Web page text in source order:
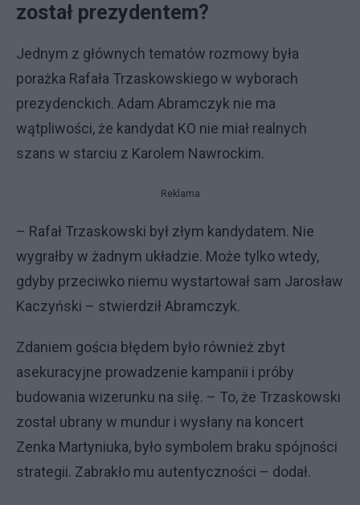
został prezydentem?
Jednym z głównych tematów rozmowy była
porażka Rafała Trzaskowskiego w wyborach
prezydenckich. Adam Abramczyk nie ma
wątpliwości, że kandydat KO nie miał realnych
szans w starciu z Karolem Nawrockim.
Reklama
– Rafał Trzaskowski był złym kandydatem. Nie
wygrałby w żadnym układzie. Może tylko wtedy,
gdyby przeciwko niemu wystartował sam Jarosław
Kaczyński – stwierdził Abramczyk.
Zdaniem gościa błędem było również zbyt
asekuracyjne prowadzenie kampanii i próby
budowania wizerunku na siłę. – To, że Trzaskowski
został ubrany w mundur i wysłany na koncert
Zenka Martyniuka, było symbolem braku spójności
strategii. Zabrakło mu autentyczności – dodał.